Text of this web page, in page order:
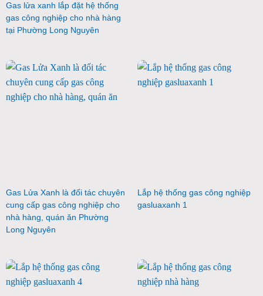
Gas lửa xanh lắp đặt hệ thống
gas công nghiệp cho nhà hàng
tại Phường Long Nguyên
Gas Lửa Xanh là đối tác chuyên
cung cấp gas công nghiệp cho
nhà hàng, quán ăn Phường
Long Nguyên
Lắp hệ thống gas công nghiệp
gasluaxanh 1